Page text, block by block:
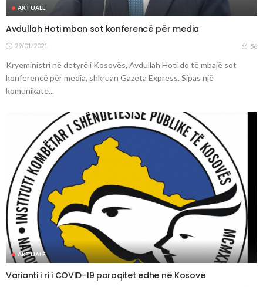
AKTUALE
Avdullah Hoti mban sot konferencë për media
29/01/2021 56
Kryeministri në detyrë i Kosovës, Avdullah Hoti do të mbajë sot
konferencë për media, shkruan Gazeta Express. Sipas një
komunikate...
AKTUALE
Varianti i ri i COVID-19 paraqitet edhe në Kosovë